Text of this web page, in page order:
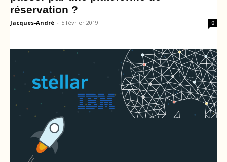
réservation ?
Jacques-André - 5 février 2019 0